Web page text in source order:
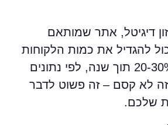
דיגיטל, אתר שמותאם
להגדיל את כמות הלקוחות
הפוטנציאליים ב-20-30% תוך שנה, לפי נתונים
לא קסם – זה פשוט לדבר
שלכם.